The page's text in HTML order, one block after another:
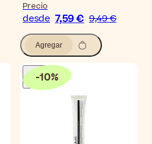
Precio
desde 7,59 € 9,49 €
Agregar
-10%